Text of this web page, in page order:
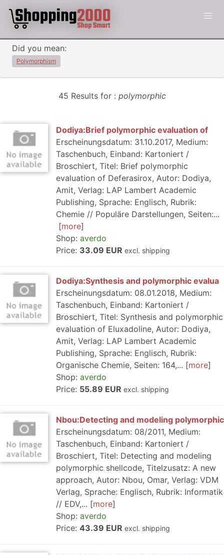
Did you mean:
Polymorphism
45 Results for : polymorphic
Dodiya:Brief polymorphic evaluation of
Erscheinungsdatum: 31.10.2017, Medium:
Taschenbuch, Einband: Kartoniert /
Broschiert, Titel: Brief polymorphic
evaluation of Deferasirox, Autor: Dodiya,
Amit, Verlag: LAP Lambert Academic
Publishing, Sprache: Englisch, Rubrik:
Chemie // Populäre Darstellungen, Seiten:...
more
Shop: averdo
Price: 33.09 EUR excl. shipping
Dodiya:Synthesis and polymorphic evalua
Erscheinungsdatum: 08.01.2018, Medium:
Taschenbuch, Einband: Kartoniert /
Broschiert, Titel: Synthesis and polymorphic
evaluation of Eluxadoline, Autor: Dodiya,
Amit, Verlag: LAP Lambert Academic
Publishing, Sprache: Englisch, Rubrik:
Organische Chemie, Seiten: 164,...
more
Shop: averdo
Price: 55.89 EUR excl. shipping
Nbou:Detecting and modeling polymorphic
Erscheinungsdatum: 08/2011, Medium:
Taschenbuch, Einband: Kartoniert /
Broschiert, Titel: Detecting and modeling
polymorphic shellcode, Titelzusatz: A new
approach, Autor: Nbou, Omar, Verlag: VDM
Verlag, Sprache: Englisch, Rubrik: Informatik
// EDV,...
more
Shop: averdo
Price: 43.39 EUR excl. shipping